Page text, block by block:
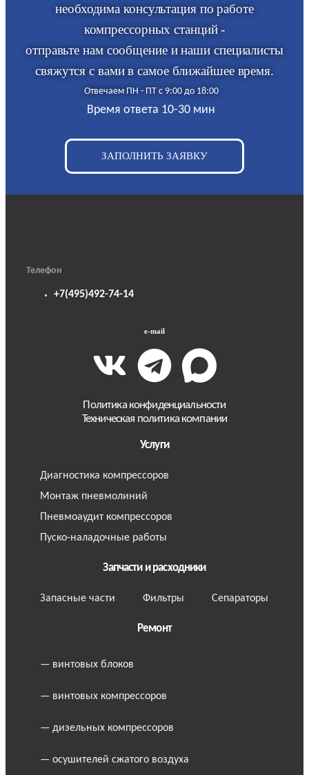
необходима консультация по работе
компрессорных станций -
отправьте нам сообщение и наши специалисты
свяжутся с вами в самое ближайшее время.
Отвечаем ПН - ПТ с 9:00 до 18:00
Время ответа 10-30 мин
ЗАПОЛНИТЬ ЗАЯВКУ
Телефон
+7(495)492-74-14
e-mail
Политика конфиденциальности
Техническая политика компании
Услуги
Диагностика компрессоров
Монтаж пневмолиний
Пневмоаудит компрессоров
Пуско-наладочные работы
Запчасти и расходники
Запасные части Фильтры Сепараторы
Ремонт
— винтовых блоков
— винтовых компрессоров
— дизельных компрессоров
— осушителей сжатого воздуха